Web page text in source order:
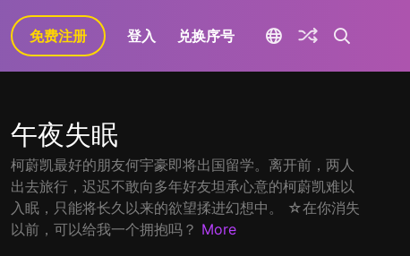
免费注册 登入 兑换序号
午夜失眠
柯蔚凯最好的朋友何宇豪即将出国留学。离开前，两人
出去旅行，迟迟不敢向多年好友坦承心意的柯蔚凯难以
入眠，只能将长久以来的欲望揉进幻想中。 ☆在你消失
以前，可以给我一个拥抱吗？ More